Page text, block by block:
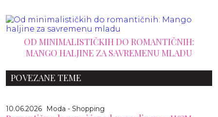
OD MINIMALISTIČKIH DO ROMANTIČNIH:
MANGO HALJINE ZA SAVREMENU MLADU
POVEZANE TEME
10.06.2026 Moda - Shopping